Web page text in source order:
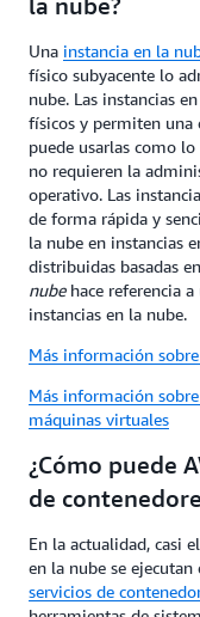
la nube?
Una instancia en la
físico subyacente lo
nube. Las instancias
físicos y permiten una
puede usarlas como
no requieren la
operativo. Las
de forma rápida y
la nube en instancias
distribuidas basadas
nubehace referencia a
instancias en la nube.
Más información
Más información
máquinas virtuales
¿Cómo puede
de
En la actualidad, casi
en la nube se ejecutan
servicios de